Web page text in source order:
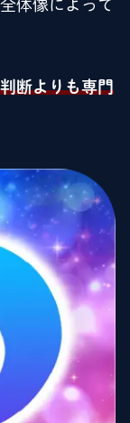
体像によって
断よりも専門